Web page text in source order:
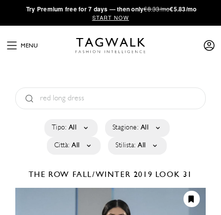
·Try Premium free for 7 days — then only€8.33/mo€5.83/mo
START NOW
MENU
Tipo: All Stagione: All
Città: All Stilista: All
THE ROW FALL/WINTER 2019 LOOK 31